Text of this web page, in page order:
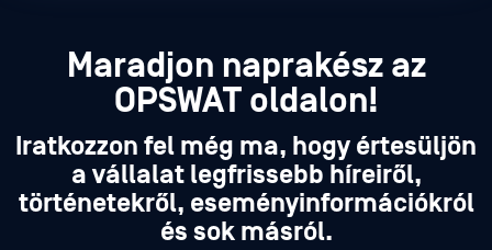
Maradjon naprakész az
OPSWAT oldalon!
Iratkozzon fel még ma, hogy értesüljön
a vállalat legfrissebb híreiről,
történetekről, eseményinformációkról
és sok másról.